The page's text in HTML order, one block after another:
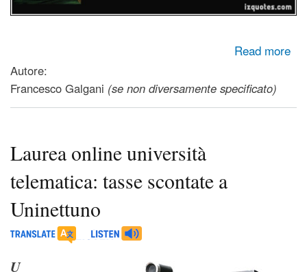
Read more
about L'ultima guerra - Non è guerra di religione - Un vero
Autore:
Francesco Galgani (se non diversamente specificato)
Laurea online università
telematica: tasse scontate a
Uninettuno
U